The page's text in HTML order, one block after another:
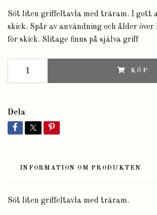
Söt liten griffeltavla med träram. I gott
skick. Spår av användning och ålder över
för skick. Slitage finns på själva griff
KÖP
Dela
INFORMATION OM PRODUKTEN
Söt liten griffeltavla med träram.